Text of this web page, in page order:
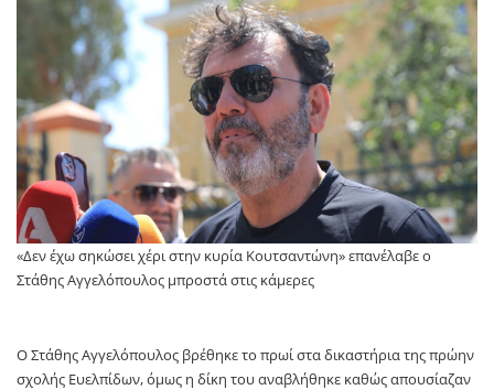
«Δεν έχω σηκώσει χέρι στην κυρία Κουτσαντώνη» επανέλαβε ο
Στάθης Αγγελόπουλος μπροστά στις κάμερες
Ο Στάθης Αγγελόπουλος βρέθηκε το πρωί στα δικαστήρια της πρώην
σχολής Ευελπίδων, όμως η δίκη του αναβλήθηκε καθώς απουσίαζαν